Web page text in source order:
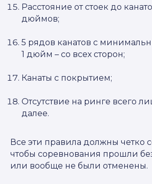
Расстояние от стоек до
дюймов;
5 рядов канатов с
1 дюйм – со всех сторон;
Канаты с покрытием;
Отсутствие на ринге всего
далее.
Все эти правила должны четко
чтобы соревнования прошли
или вообще не были отменены.